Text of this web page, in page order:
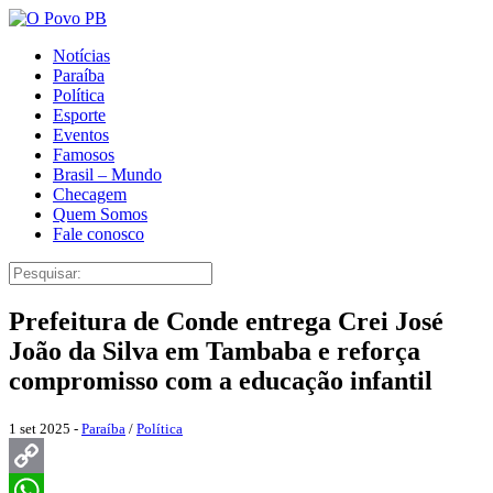
Notícias
Paraíba
Política
Esporte
Eventos
Famosos
Brasil – Mundo
Checagem
Quem Somos
Fale conosco
Prefeitura de Conde entrega Crei José
João da Silva em Tambaba e reforça
compromisso com a educação infantil
1 set 2025 - Paraíba / Política